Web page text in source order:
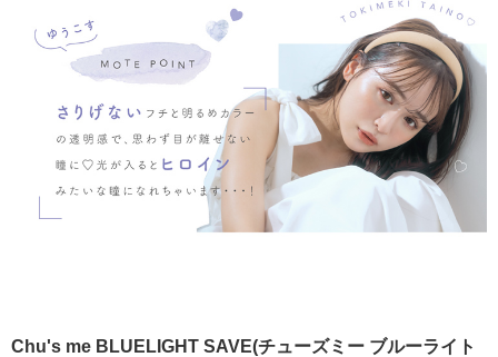
Chu's me BLUELIGHT SAVE(チューズミー ブルーライト